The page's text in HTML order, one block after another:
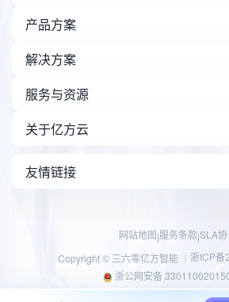
产品方案
解决方案
服务与资源
关于亿方云
友情链接
网站地图|服务条款|SLA协
Copyright © 三六零亿方智能 ｜ 浙ICP备
浙公网安备